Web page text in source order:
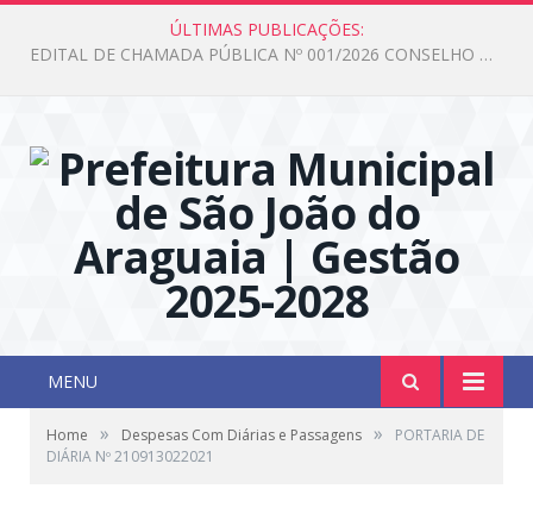
ÚLTIMAS PUBLICAÇÕES:
Edital de Chamada Pública N°001/2026 Conselho CMAS
MENU
Home » Despesas Com Diárias e Passagens »
PORTARIA DE
DIÁRIA Nº 210913022021